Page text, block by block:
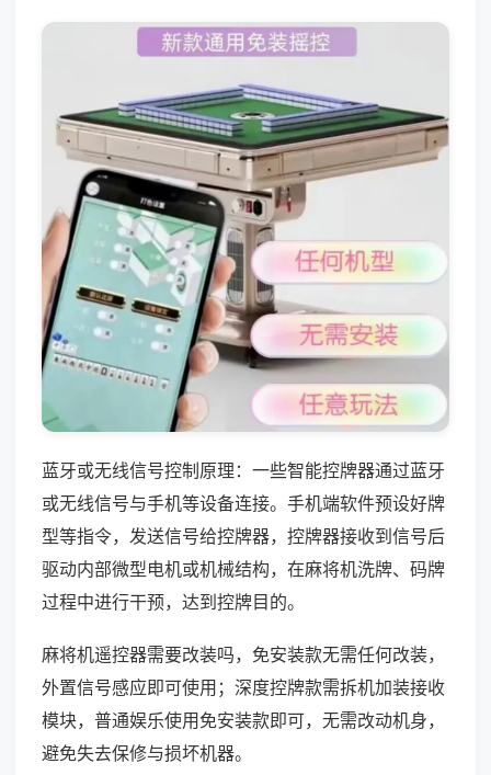
蓝牙或无线信号控制原理：一些智能控牌器通过蓝牙
或无线信号与手机等设备连接。手机端软件预设好牌
型等指令，发送信号给控牌器，控牌器接收到信号后
驱动内部微型电机或机械结构，在麻将机洗牌、码牌
过程中进行干预，达到控牌目的。
麻将机遥控器需要改装吗，免安装款无需任何改装，
外置信号感应即可使用；深度控牌款需拆机加装接收
模块，普通娱乐使用免安装款即可，无需改动机身，
避免失去保修与损坏机器。